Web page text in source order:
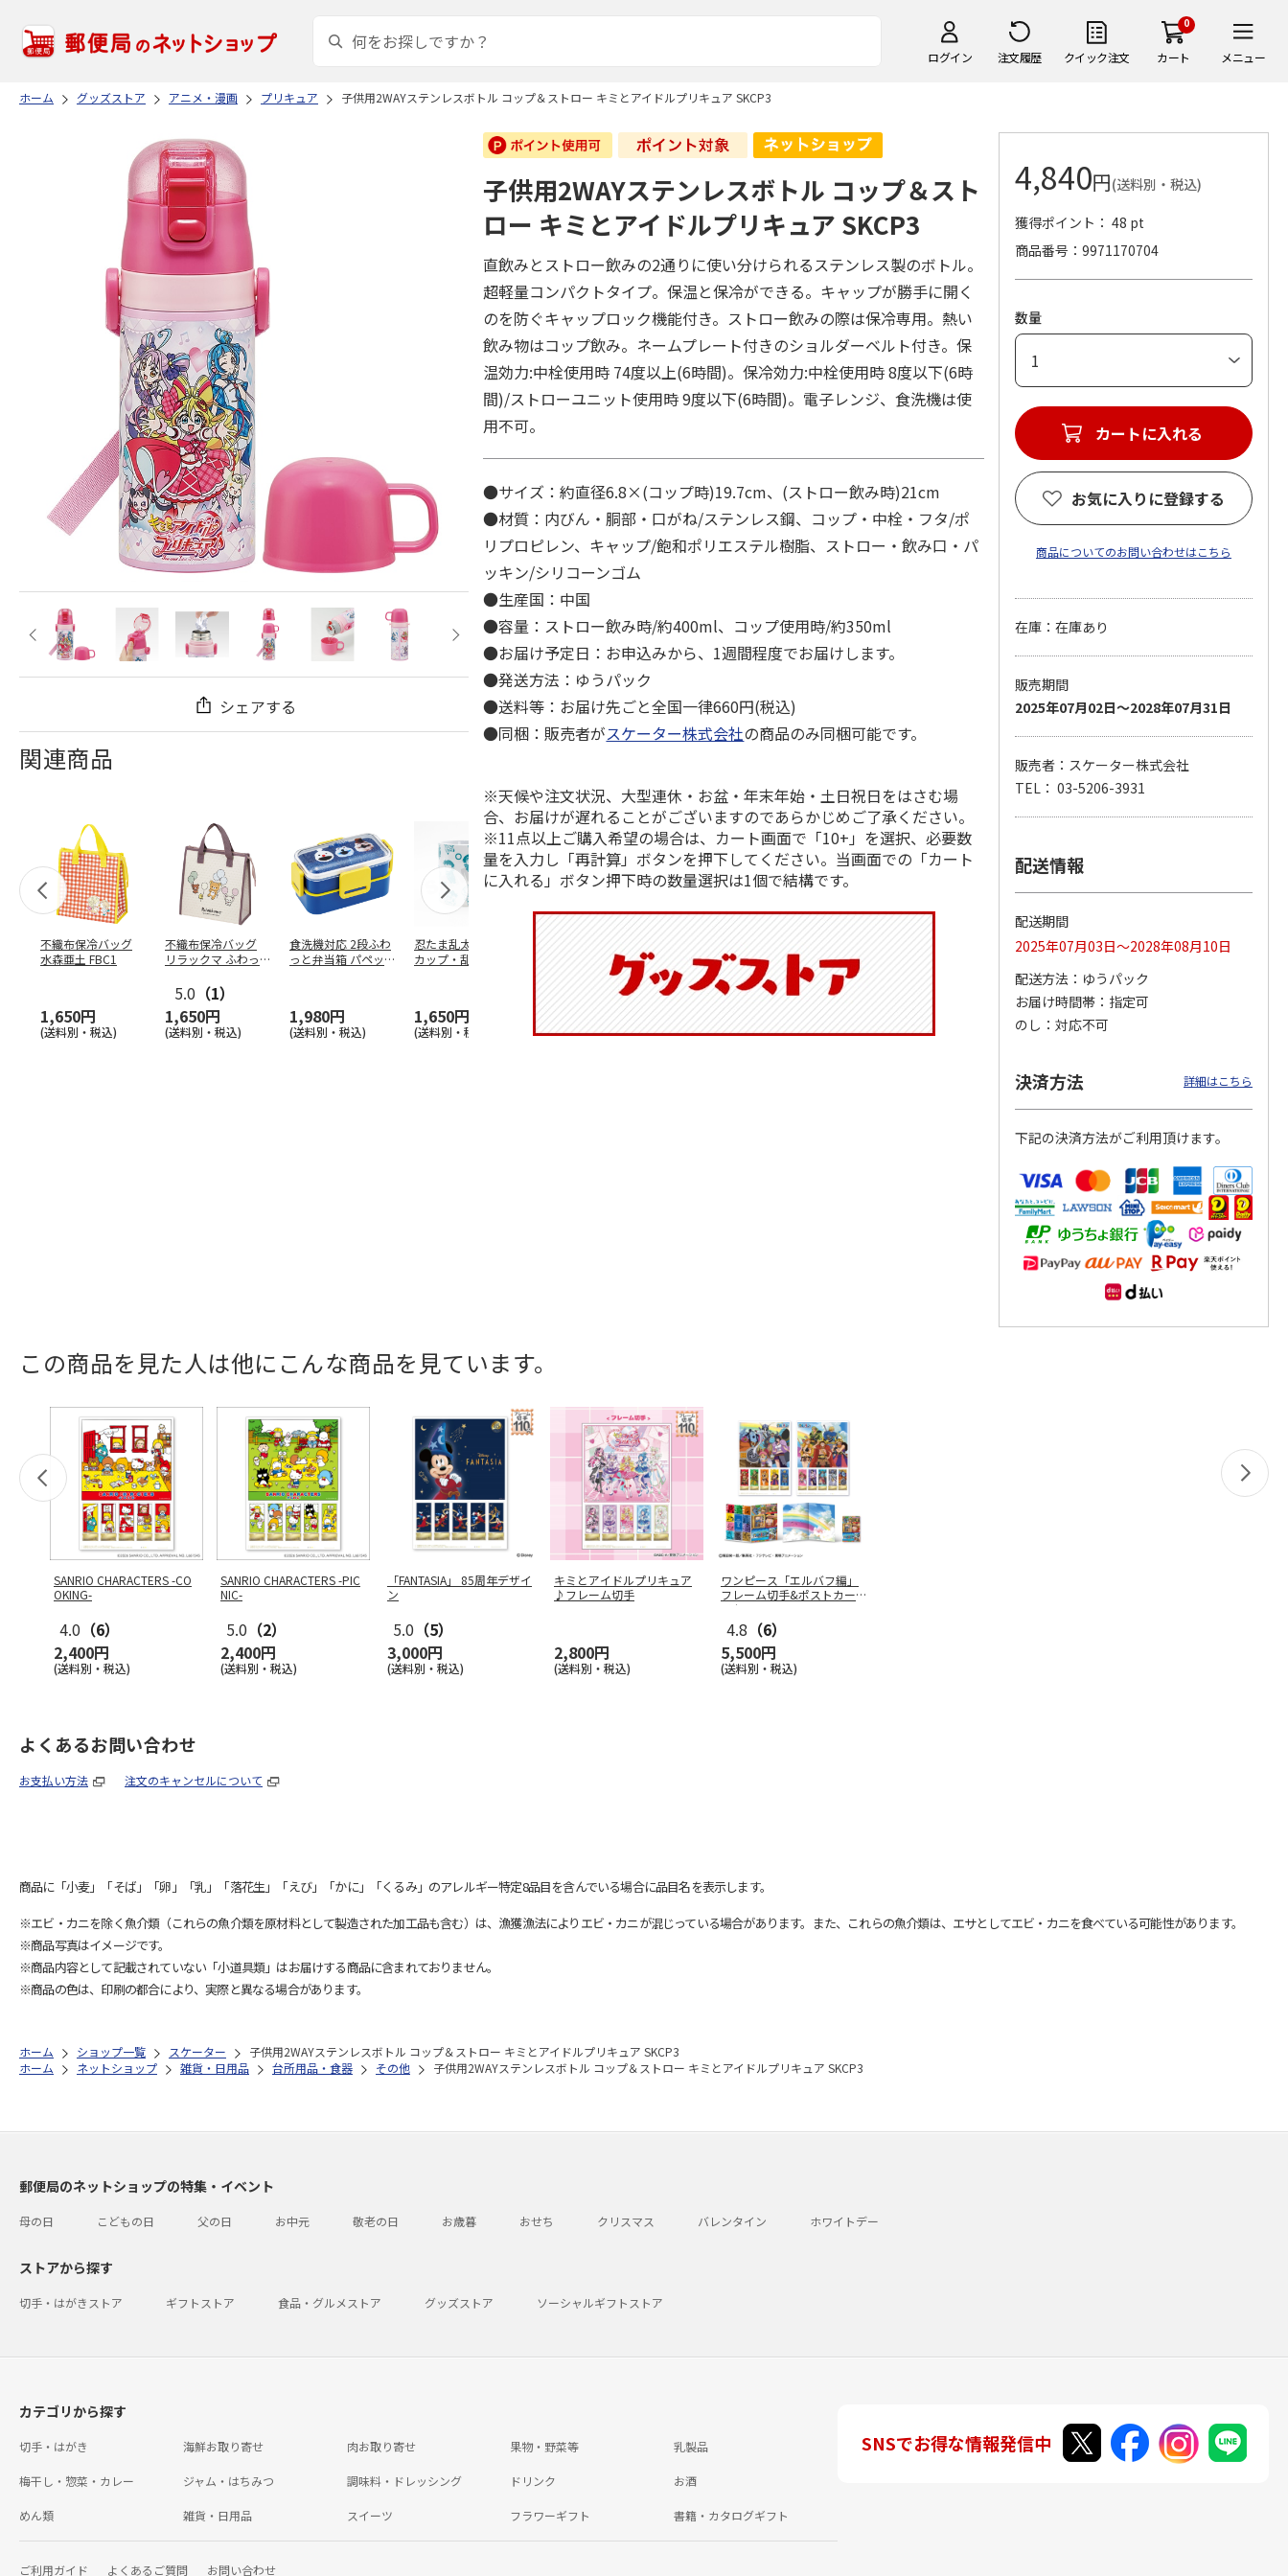
ログイン 注文履歴 クイック注文
0
カート メニュー
ホーム グッズストア アニメ・漫画 プリキュア 子供用2WAYステンレスボトル コップ＆ストロー キミとアイドルプリキュア SKCP3
シェアする
関連商品
不織布保冷バッグ
水森亜土 FBC1
1,650円
(送料別・税込)
不織布保冷バッグ
リラックマ ふわっ
5.0 （1）
1,650円
(送料別・税込)
食洗機対応 2段ふわ
っと弁当箱 パペッ
1,980円
(送料別・税込)
忍たま乱太郎 マグ
カップ・乱太郎・き
1,650円
(送料別・税込)
抗菌食洗機対応 ふ
わっと弁当箱 530ml
…
1,760円
(送料別・税込)
陶器ダイカットマグ
カップ ポムポムプ
リン CHMGD4
2,970円
(送料別・税込)
マスコット入りドリ
ンクボトル ハロー
キティ PSPR5MC
3,300円
(送料別・税込)
ふわっとフタタイト
1,485円
(送料別・税込)
コーデュロイ生地ラ
キティ KCOB2
2,200円
(送料別・税込)
八角形ステンレスマ
子供用2WAYステンレスボトル コップ＆スト
ロー キミとアイドルプリキュア SKCP3
直飲みとストロー飲みの2通りに使い分けられるステンレス製のボトル。
超軽量コンパクトタイプ。保温と保冷ができる。キャップが勝手に開く
のを防ぐキャップロック機能付き。ストロー飲みの際は保冷専用。熱い
飲み物はコップ飲み。ネームプレート付きのショルダーベルト付き。保
温効力:中栓使用時 74度以上(6時間)。保冷効力:中栓使用時 8度以下(6時
間)/ストローユニット使用時 9度以下(6時間)。電子レンジ、食洗機は使
用不可。
●サイズ：約直径6.8×(コップ時)19.7cm、(ストロー飲み時)21cm
●材質：内びん・胴部・口がね/ステンレス鋼、コップ・中栓・フタ/ポ
リプロピレン、キャップ/飽和ポリエステル樹脂、ストロー・飲み口・パ
ッキン/シリコーンゴム
●生産国：中国
●容量：ストロー飲み時/約400ml、コップ使用時/約350ml
●お届け予定日：お申込みから、1週間程度でお届けします。
●発送方法：ゆうパック
●送料等：お届け先ごと全国一律660円(税込)
●同梱：販売者がスケーター株式会社の商品のみ同梱可能です。
※天候や注文状況、大型連休・お盆・年末年始・土日祝日をはさむ場
合、お届けが遅れることがございますのであらかじめご了承ください。
※11点以上ご購入希望の場合は、カート画面で「10+」を選択、必要数
量を入力し「再計算」ボタンを押下してください。当画面での「カート
に入れる」ボタン押下時の数量選択は1個で結構です。
4,840円(送料別・税込)
獲得ポイント： 48 pt
商品番号
9971170704
数量
カートに入れる
お気に入りに登録する
商品についてのお問い合わせはこちら
在庫：在庫あり
販売期間
2025年07月02日～2028年07月31日
販売者：スケーター株式会社
TEL： 03-5206-3931
配送情報
配送期間
2025年07月03日～2028年08月10日
配送方法
ゆうパック
お届け時間帯
指定可
のし
対応不可
決済方法 詳細はこちら
下記の決済方法がご利用頂けます。
この商品を見た人は他にこんな商品を見ています。
SANRIO CHARACTERS -CO
OKING-
4.0 （6）
2,400円
(送料別・税込)
SANRIO CHARACTERS -PIC
NIC-
5.0 （2）
2,400円
(送料別・税込)
「FANTASIA」 85周年デザイ
ン
5.0 （5）
3,000円
(送料別・税込)
キミとアイドルプリキュア
♪フレーム切手
2,800円
(送料別・税込)
ワンピース「エルバフ編」
フレーム切手&ポストカー
ドセット
4.8 （6）
5,500円
(送料別・税込)
よくあるお問い合わせ
お支払い方法 注文のキャンセルについて
商品に「小麦」「そば」「卵」「乳」「落花生」「えび」「かに」「くるみ」のアレルギー特定8品目を含んでいる場合に品目名を表示します。
※エビ・カニを除く魚介類（これらの魚介類を原材料として製造された加工品も含む）は、漁獲漁法によりエビ・カニが混じっている場合があります。また、これらの魚介類は、エサとしてエビ・カニを食べている可能性があります。
※商品写真はイメージです。
※商品内容として記載されていない「小道具類」はお届けする商品に含まれておりません。
※商品の色は、印刷の都合により、実際と異なる場合があります。
ホーム ショップ一覧 スケーター
子供用2WAYステンレスボトル コップ＆ストロー キミとアイドルプリキュア SKCP3
ホーム
ネットショップ 雑貨・日用品 台所用品・食器 その他 子供用2WAYステンレスボトル コップ＆ストロー キミとアイドルプリキュア SKCP3
郵便局のネットショップの特集・イベント
母の日 こどもの日 父の日 お中元 敬老の日 お歳暮 おせち クリスマス バレンタイン ホワイトデー
ストアから探す
切手・はがきストア ギフトストア 食品・グルメストア グッズストア ソーシャルギフトストア
カテゴリから探す
切手・はがき 海鮮お取り寄せ 肉お取り寄せ 果物・野菜等 乳製品
梅干し・惣菜・カレー ジャム・はちみつ 調味料・ドレッシング ドリンク お酒
めん類 雑貨・日用品 スイーツ フラワーギフト 書籍・カタログギフト
ご利用ガイド よくあるご質問 お問い合わせ
SNSでお得な情報発信中